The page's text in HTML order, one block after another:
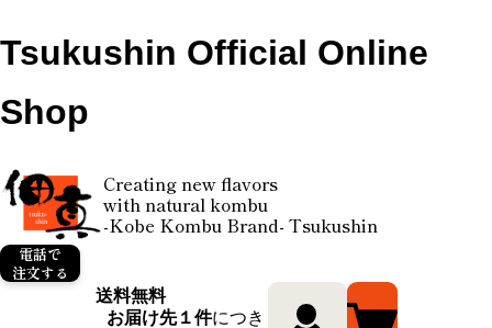
Tsukushin Official Online
Shop
Creating new flavors
with natural kombu
-Kobe Kombu Brand- Tsukushin
電話で
注文する
送料無料
お届け先１件につき